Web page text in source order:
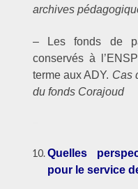
archives
– Les fonds de
conservés à
terme aux ADY. Cas
du fonds Corajoud
Quelles
pour le service